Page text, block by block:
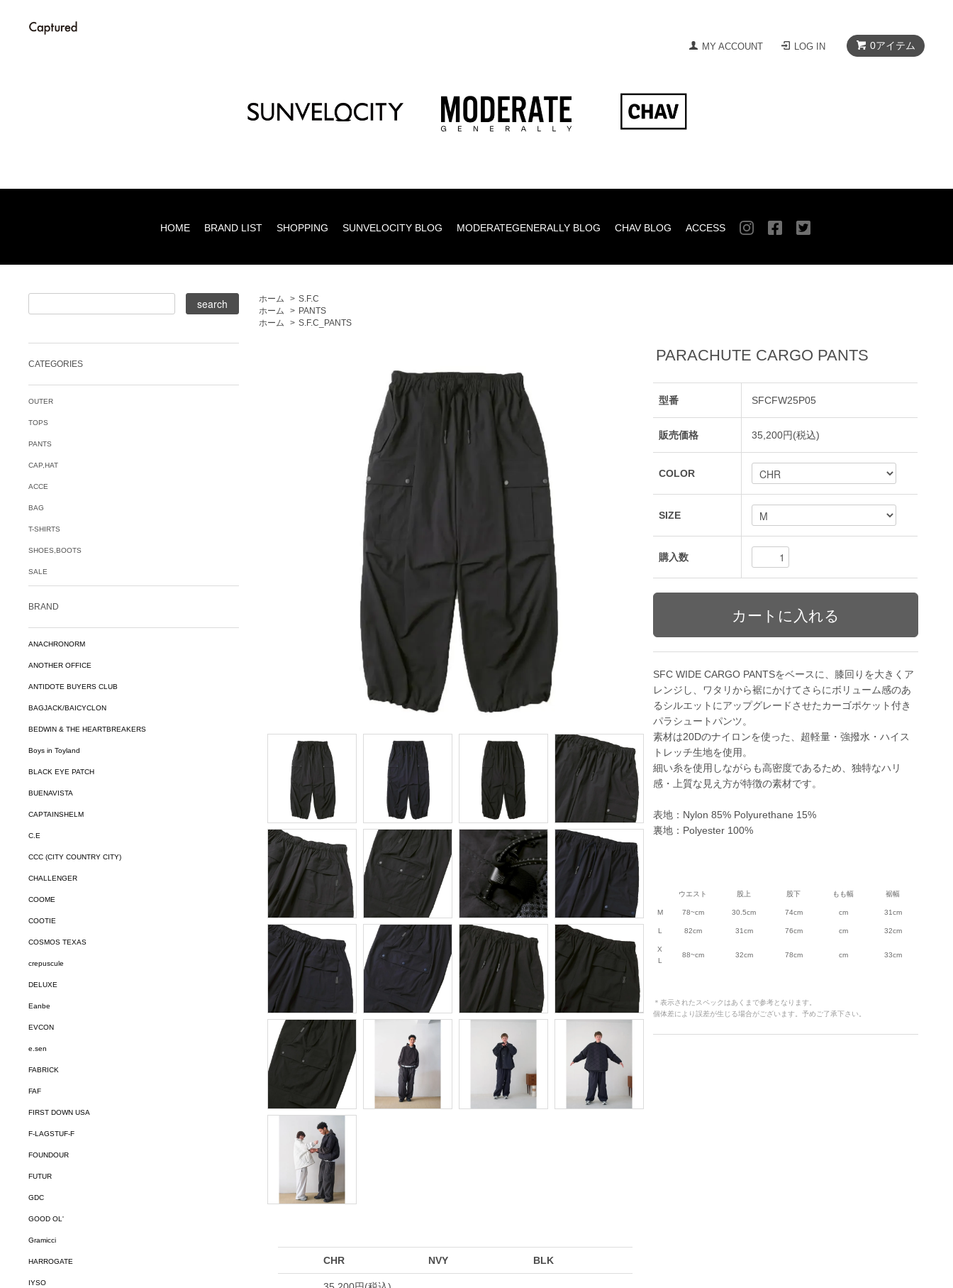
0アイテム
MY ACCOUNT LOG IN
HOME BRAND LIST SHOPPING SUNVELOCITY BLOG MODERATEGENERALLY BLOG CHAV BLOG ACCESS
ホーム > S.F.C
ホーム
> PANTS
ホーム
> S.F.C_PANTS
PARACHUTE CARGO PANTS
型番 SFCFW25P05
販売価格 35,200円(税込)
COLOR
SIZE
購入数
SFC WIDE CARGO PANTSをベースに、膝回りを大きくア
レンジし、ワタリから裾にかけてさらにボリューム感のあ
るシルエットにアップグレードさせたカーゴポケット付き
パラシュートパンツ。
素材は20Dのナイロンを使った、超軽量・強撥水・ハイス
トレッチ生地を使用。
細い糸を使用しながらも高密度であるため、独特なハリ
感・上質な見え方が特徴の素材です。
表地：Nylon 85% Polyurethane 15%
裏地：Polyester 100%
ウエスト 股上 股下 もも幅 裾幅
M 78~cm 30.5cm 74cm cm 31cm
L 82cm 31cm 76cm cm 32cm
X
L
88~cm 32cm 78cm cm 33cm
＊表示されたスペックはあくまで参考となります。
個体差により誤差が生じる場合がございます。予めご了承下さい。
CATEGORIES
OUTER
TOPS
PANTS
CAP,HAT
ACCE
BAG
T-SHIRTS
SHOES,BOOTS
SALE
BRAND
ANACHRONORM
ANOTHER OFFICE
ANTIDOTE BUYERS CLUB
BAGJACK/BAICYCLON
BEDWIN & THE HEARTBREAKERS
Boys in Toyland
BLACK EYE PATCH
BUENAVISTA
CAPTAINSHELM
C.E
CCC (CITY COUNTRY CITY)
CHALLENGER
COOME
COOTIE
COSMOS TEXAS
crepuscule
DELUXE
Eanbe
EVCON
e.sen
FABRICK
FAF
FIRST DOWN USA
F-LAGSTUF-F
FOUNDOUR
FUTUR
GDC
GOOD OL'
Gramicci
HARROGATE
IYSO